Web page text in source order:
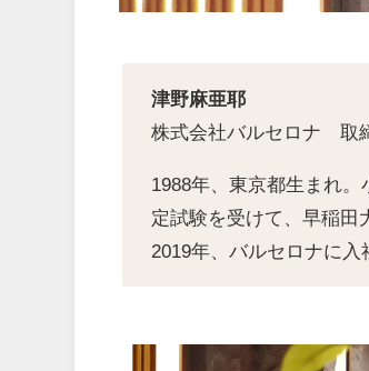
津野麻亜耶
株式会社バルセロナ 取
1988年、東京都生まれ
定試験を受けて、早稲田
2019年、バルセロナに入